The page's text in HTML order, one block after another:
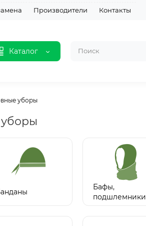
Производители Контакты
Каталог
уборы
Бафы,
подшлемники